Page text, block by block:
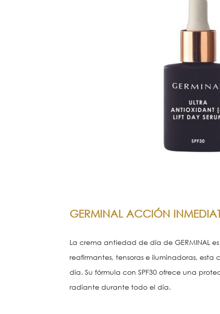
GERMINAL ACCIÓN
La crema antiedad de día de GERMINAL
reafirmantes, tensoras e iluminadoras,
día. Su fórmula con SPF30 ofrece una
radiante durante todo el día.